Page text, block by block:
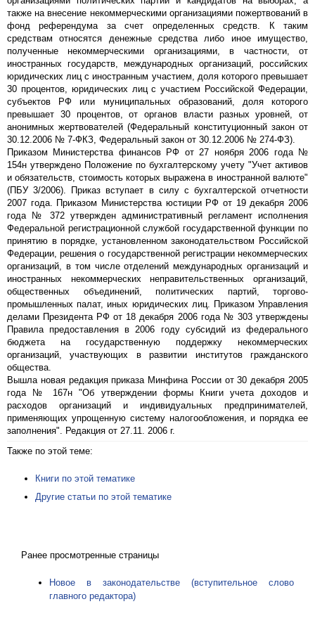
также на внесение некоммерческими организациями пожертвований в
фонд референдума за счет определенных средств. К таким
средствам относятся денежные средства либо иное имущество,
полученные некоммерческими организациями, в частности, от
иностранных государств, международных организаций, российских
юридических лиц с иностранным участием, доля которого превышает
30 процентов, юридических лиц с участием Российской Федерации,
субъектов РФ или муниципальных образований, доля которого
превышает 30 процентов, от органов власти разных уровней, от
анонимных жертвователей (Федеральный конституционный закон от
30.12.2006 № 7-ФКЗ, Федеральный закон от 30.12.2006 № 274-ФЗ).
Приказом Министерства финансов РФ от 27 ноября 2006 года №
154н утверждено Положение по бухгалтерскому учету "Учет активов
и обязательств, стоимость которых выражена в иностранной валюте"
(ПБУ 3/2006). Приказ вступает в силу с бухгалтерской отчетности
2007 года. Приказом Министерства юстиции РФ от 19 декабря 2006
года № 372 утвержден административный регламент исполнения
Федеральной регистрационной службой государственной функции по
принятию в порядке, установленном законодательством Российской
Федерации, решения о государственной регистрации некоммерческих
организаций, в том числе отделений международных организаций и
иностранных некоммерческих неправительственных организаций,
общественных объединений, политических партий, торгово-
промышленных палат, иных юридических лиц. Приказом Управления
делами Президента РФ от 18 декабря 2006 года № 303 утверждены
Правила предоставления в 2006 году субсидий из федерального
бюджета на государственную поддержку некоммерческих
организаций, участвующих в развитии институтов гражданского
общества.
Вышла новая редакция приказа Минфина России от 30 декабря 2005
года № 167н "Об утверждении формы Книги учета доходов и
расходов организаций и индивидуальных предпринимателей,
применяющих упрощенную систему налогообложения, и порядка ее
заполнения". Редакция от 27.11. 2006 г.
Также по этой теме:
Книги по этой тематике
Другие статьи по этой тематике
Ранее просмотренные страницы
Новое в законодательстве (вступительное слово
главного редактора)